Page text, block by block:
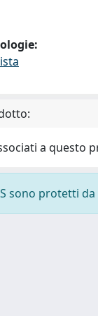
a questo
sono protetti